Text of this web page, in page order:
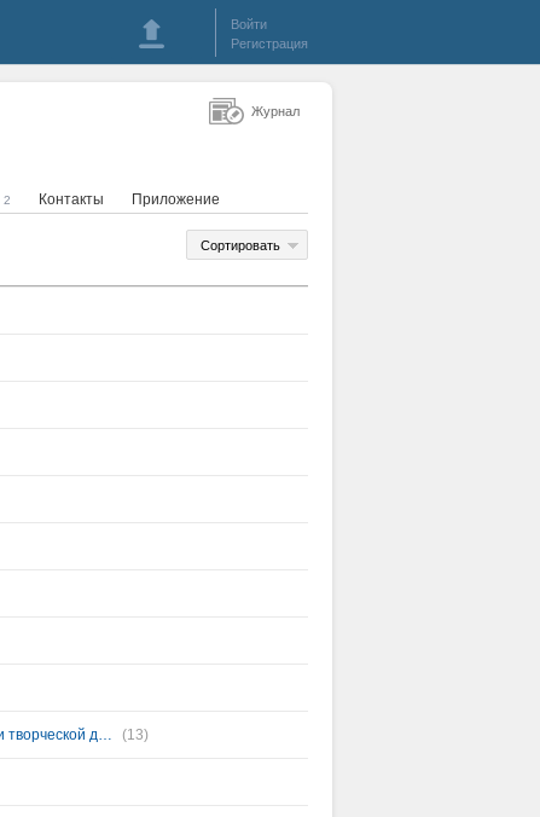
Войти
Регистрация
2 Контакты Приложение
Сортировать
Круглый стол Финно-Угорская музыкальная культура в научной, образовательной и творческой деятельности (13)
Журнал